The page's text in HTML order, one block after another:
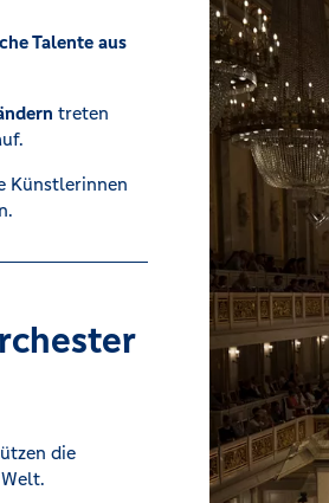
Talente aus
treten
Künstlerinnen
die